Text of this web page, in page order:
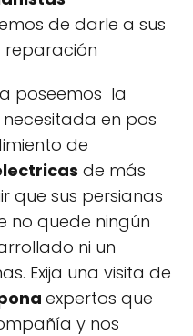
de darle a sus
reparación
poseemos la
en pos
de
de más
que sus persianas
no quede ningún
ni un
Exija una visita de
expertos que
y nos